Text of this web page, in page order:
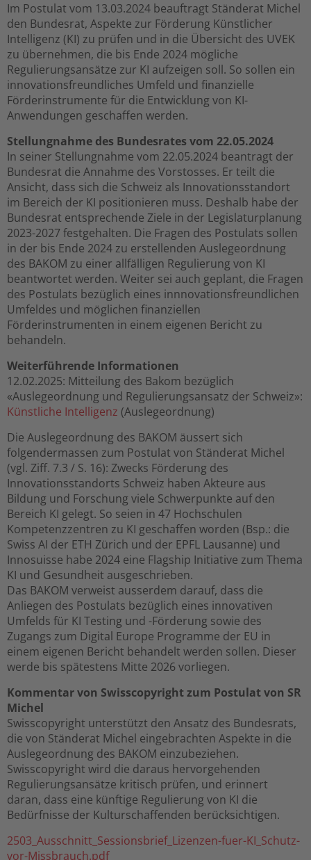
Im Postulat vom 13.03.2024 beauftragt Ständerat Michel
den Bundesrat, Aspekte zur Förderung Künstlicher
Intelligenz (KI) zu prüfen und in die Übersicht des UVEK
zu übernehmen, die bis Ende 2024 mögliche
Regulierungsansätze zur KI aufzeigen soll. So sollen ein
innovationsfreundliches Umfeld und finanzielle
Förderinstrumente für die Entwicklung von KI-
Anwendungen geschaffen werden.
Stellungnahme des Bundesrates vom 22.05.2024
In seiner Stellungnahme vom 22.05.2024 beantragt der
Bundesrat die Annahme des Vorstosses. Er teilt die
Ansicht, dass sich die Schweiz als Innovationsstandort
im Bereich der KI positionieren muss. Deshalb habe der
Bundesrat entsprechende Ziele in der Legislaturplanung
2023-2027 festgehalten. Die Fragen des Postulats sollen
in der bis Ende 2024 zu erstellenden Auslegeordnung
des BAKOM zu einer allfälligen Regulierung von KI
beantwortet werden. Weiter sei auch geplant, die Fragen
des Postulats bezüglich eines innnovationsfreundlichen
Umfeldes und möglichen finanziellen
Förderinstrumenten in einem eigenen Bericht zu
behandeln.
Weiterführende Informationen
12.02.2025: Mitteilung des Bakom bezüglich
«Auslegeordnung und Regulierungsansatz der Schweiz»:
Künstliche Intelligenz (Auslegeordnung)
Die Auslegeordnung des BAKOM äussert sich
folgendermassen zum Postulat von Ständerat Michel
(vgl. Ziff. 7.3 / S. 16): Zwecks Förderung des
Innovationsstandorts Schweiz haben Akteure aus
Bildung und Forschung viele Schwerpunkte auf den
Bereich KI gelegt. So seien in 47 Hochschulen
Kompetenzzentren zu KI geschaffen worden (Bsp.: die
Swiss AI der ETH Zürich und der EPFL Lausanne) und
Innosuisse habe 2024 eine Flagship Initiative zum Thema
KI und Gesundheit ausgeschrieben.
Das BAKOM verweist ausserdem darauf, dass die
Anliegen des Postulats bezüglich eines innovativen
Umfelds für KI Testing und -Förderung sowie des
Zugangs zum Digital Europe Programme der EU in
einem eigenen Bericht behandelt werden sollen. Dieser
werde bis spätestens Mitte 2026 vorliegen.
Kommentar von Swisscopyright zum Postulat von SR
Michel
Swisscopyright unterstützt den Ansatz des Bundesrats,
die von Ständerat Michel eingebrachten Aspekte in die
Auslegeordnung des BAKOM einzubeziehen.
Swisscopyright wird die daraus hervorgehenden
Regulierungsansätze kritisch prüfen, und erinnert
daran, dass eine künftige Regulierung von KI die
Bedürfnisse der Kulturschaffenden berücksichtigen.
2503_Ausschnitt_Sessionsbrief_Lizenzen-fuer-KI_Schutz-
vor-Missbrauch.pdf